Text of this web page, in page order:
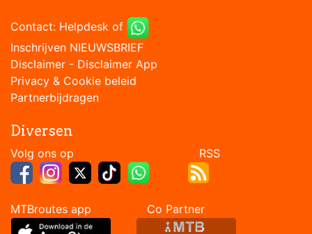
Contact: Helpdesk of
Inschrijven NIEUWSBRIEF
Disclaimer - Disclaimer App
Privacy & Cookie beleid
Partnerbijdragen
Diversen
Volg ons op RSS
MTBroutes app Co Partner